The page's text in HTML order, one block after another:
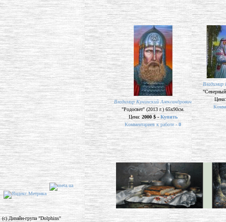
Владимир Кучинский Александрович
"Родосвет" (2013 г.) 65х90см.
Цена: 2000 $ -Купить
Комментариев к работе - 0
Владимир
"Северный
(c) Дизайн-група "Dolphins"